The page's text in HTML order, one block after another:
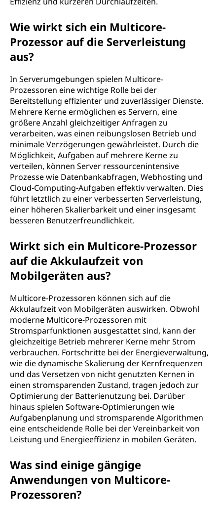
Wie wirkt sich ein Multicore-
Prozessor auf die Serverleistung
aus?
In Serverumgebungen spielen Multicore-
Prozessoren eine wichtige Rolle bei der
Bereitstellung effizienter und zuverlässiger Dienste.
Mehrere Kerne ermöglichen es Servern, eine
größere Anzahl gleichzeitiger Anfragen zu
verarbeiten, was einen reibungslosen Betrieb und
minimale Verzögerungen gewährleistet. Durch die
Möglichkeit, Aufgaben auf mehrere Kerne zu
verteilen, können Server ressourcenintensive
Prozesse wie Datenbankabfragen, Webhosting und
Cloud-Computing-Aufgaben effektiv verwalten. Dies
führt letztlich zu einer verbesserten Serverleistung,
einer höheren Skalierbarkeit und einer insgesamt
besseren Benutzerfreundlichkeit.
Wirkt sich ein Multicore-Prozessor
auf die Akkulaufzeit von
Mobilgeräten aus?
Multicore-Prozessoren können sich auf die
Akkulaufzeit von Mobilgeräten auswirken. Obwohl
moderne Multicore-Prozessoren mit
Stromsparfunktionen ausgestattet sind, kann der
gleichzeitige Betrieb mehrerer Kerne mehr Strom
verbrauchen. Fortschritte bei der Energieverwaltung,
wie die dynamische Skalierung der Kernfrequenzen
und das Versetzen von nicht genutzten Kernen in
einen stromsparenden Zustand, tragen jedoch zur
Optimierung der Batterienutzung bei. Darüber
hinaus spielen Software-Optimierungen wie
Aufgabenplanung und stromsparende Algorithmen
eine entscheidende Rolle bei der Vereinbarkeit von
Leistung und Energieeffizienz in mobilen Geräten.
Was sind einige gängige
Anwendungen von Multicore-
Prozessoren?